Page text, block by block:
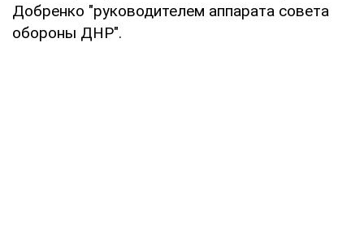
Добренко "руководителем аппарата совета
обороны ДНР".